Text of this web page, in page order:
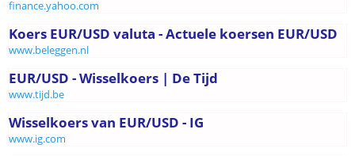
finance.yahoo.com
Koers EUR/USD valuta - Actuele koersen EUR/USD
www.beleggen.nl
EUR/USD - Wisselkoers | De Tijd
www.tijd.be
Wisselkoers van EUR/USD - IG
www.ig.com